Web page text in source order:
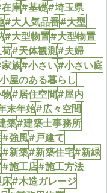
庫#基礎#埼玉県
#大人気品番#大型
#大型物置#大型物置
#天体観測#夫婦
族#小さい#小さい庭
屋のある暮らし
#居住空間#屋内
末年始#広々空間
築#建築士事務所
#強風#戸建て
#新築#新築住宅#新緑
#施工店#施工方法
#木造ガレージ